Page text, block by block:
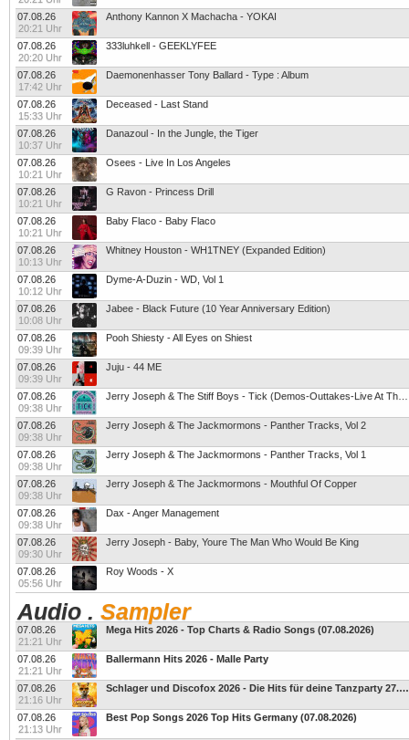
07.08.26
20:21 Uhr
Anthony Kannon X Machacha - YOKAI
07.08.26
20:20 Uhr
333luhkell - GEEKLYFEE
07.08.26
17:42 Uhr
Daemonenhasser Tony Ballard - Type : Album
07.08.26
15:33 Uhr
Deceased - Last Stand
07.08.26
10:37 Uhr
Danazoul - In the Jungle, the Tiger
07.08.26
10:21 Uhr
Osees - Live In Los Angeles
07.08.26
10:21 Uhr
G Ravon - Princess Drill
07.08.26
10:21 Uhr
Baby Flaco - Baby Flaco
07.08.26
10:13 Uhr
Whitney Houston - WH1TNEY (Expanded Edition)
07.08.26
10:12 Uhr
Dyme-A-Duzin - WD, Vol 1
07.08.26
10:08 Uhr
Jabee - Black Future (10 Year Anniversary Edition)
07.08.26
09:39 Uhr
Pooh Shiesty - All Eyes on Shiest
07.08.26
09:39 Uhr
Juju - 44 ME
07.08.26
09:38 Uhr
07.08.26
09:38 Uhr
Jerry Joseph & The Jackmormons - Panther Tracks, Vol 2
07.08.26
09:38 Uhr
Jerry Joseph & The Jackmormons - Panther Tracks, Vol 1
07.08.26
09:38 Uhr
Jerry Joseph & The Jackmormons - Mouthful Of Copper
07.08.26
09:38 Uhr
Dax - Anger Management
07.08.26
09:30 Uhr
Jerry Joseph - Baby, Youre The Man Who Would Be King
07.08.26
05:56 Uhr
Roy Woods - X
Audio . Sampler
07.08.26
21:21 Uhr
Mega Hits 2026 - Top Charts & Radio Songs (07.08.2026)
07.08.26
21:21 Uhr
Ballermann Hits 2026 - Malle Party
07.08.26
21:16 Uhr
Schlager und Discofox 2026 - Die Hits für deine Tanzparty 27.08.2026
07.08.26
21:13 Uhr
Best Pop Songs 2026 Top Hits Germany (07.08.2026)